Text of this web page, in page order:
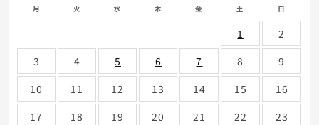
月 火 水 木 金 土 日
1
2
3
4 5 6 7 8
9
10
11 12 13 14 15
16
17
18 19 20 21 22
23